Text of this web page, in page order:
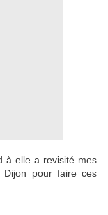
à elle a revisité mes
pour faire ces